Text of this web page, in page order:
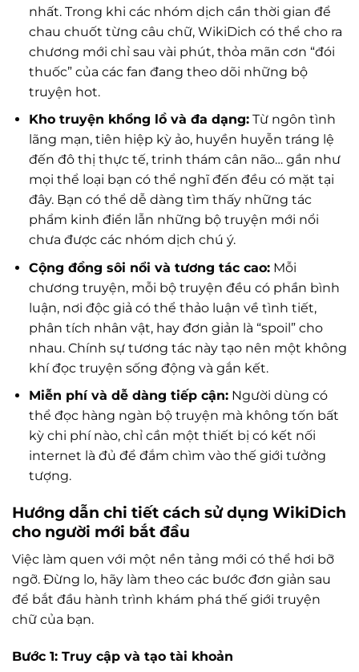
nhất. Trong khi các nhóm dịch cần thời gian để
chau chuốt từng câu chữ, WikiDich có thể cho ra
chương mới chỉ sau vài phút, thỏa mãn cơn “đói
thuốc” của các fan đang theo dõi những bộ
truyện hot.
Kho truyện khổng lồ và đa dạng:Từ ngôn tình
lãng mạn, tiên hiệp kỳ ảo, huyền huyễn tráng lệ
đến đô thị thực tế, trinh thám cân não… gần như
mọi thể loại bạn có thể nghĩ đến đều có mặt tại
đây. Bạn có thể dễ dàng tìm thấy những tác
phẩm kinh điển lẫn những bộ truyện mới nổi
chưa được các nhóm dịch chú ý.
Cộng đồng sôi nổi và tương tác cao:Mỗi
chương truyện, mỗi bộ truyện đều có phần bình
luận, nơi độc giả có thể thảo luận về tình tiết,
phân tích nhân vật, hay đơn giản là “spoil” cho
nhau. Chính sự tương tác này tạo nên một không
khí đọc truyện sống động và gắn kết.
Miễn phí và dễ dàng tiếp cận:Người dùng có
thể đọc hàng ngàn bộ truyện mà không tốn bất
kỳ chi phí nào, chỉ cần một thiết bị có kết nối
internet là đủ để đắm chìm vào thế giới tưởng
tượng.
Hướng dẫn chi tiết cách sử dụng WikiDich
cho người mới bắt đầu
Việc làm quen với một nền tảng mới có thể hơi bỡ
ngỡ. Đừng lo, hãy làm theo các bước đơn giản sau
để bắt đầu hành trình khám phá thế giới truyện
chữ của bạn.
Bước 1: Truy cập và tạo tài khoản